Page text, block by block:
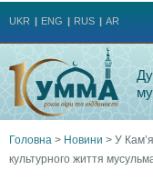
UKR ENG RUS AR
Ви
Головна > Новини > У
культурного життя